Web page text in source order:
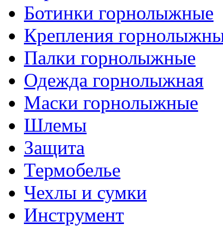
Ботинки горнолыжные
Крепления
Палки горнолыжные
Одежда горнолыжная
Маски горнолыжные
Шлемы
Защита
Термобелье
Чехлы и сумки
Инструмент